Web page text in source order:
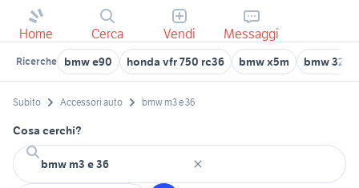
Home Cerca Vendi Messaggi
Ricerche bmw e90 honda vfr 750 rc36 bmw x5m bmw
Subito Accessori auto bmw m3 e 36
Cosa cerchi?